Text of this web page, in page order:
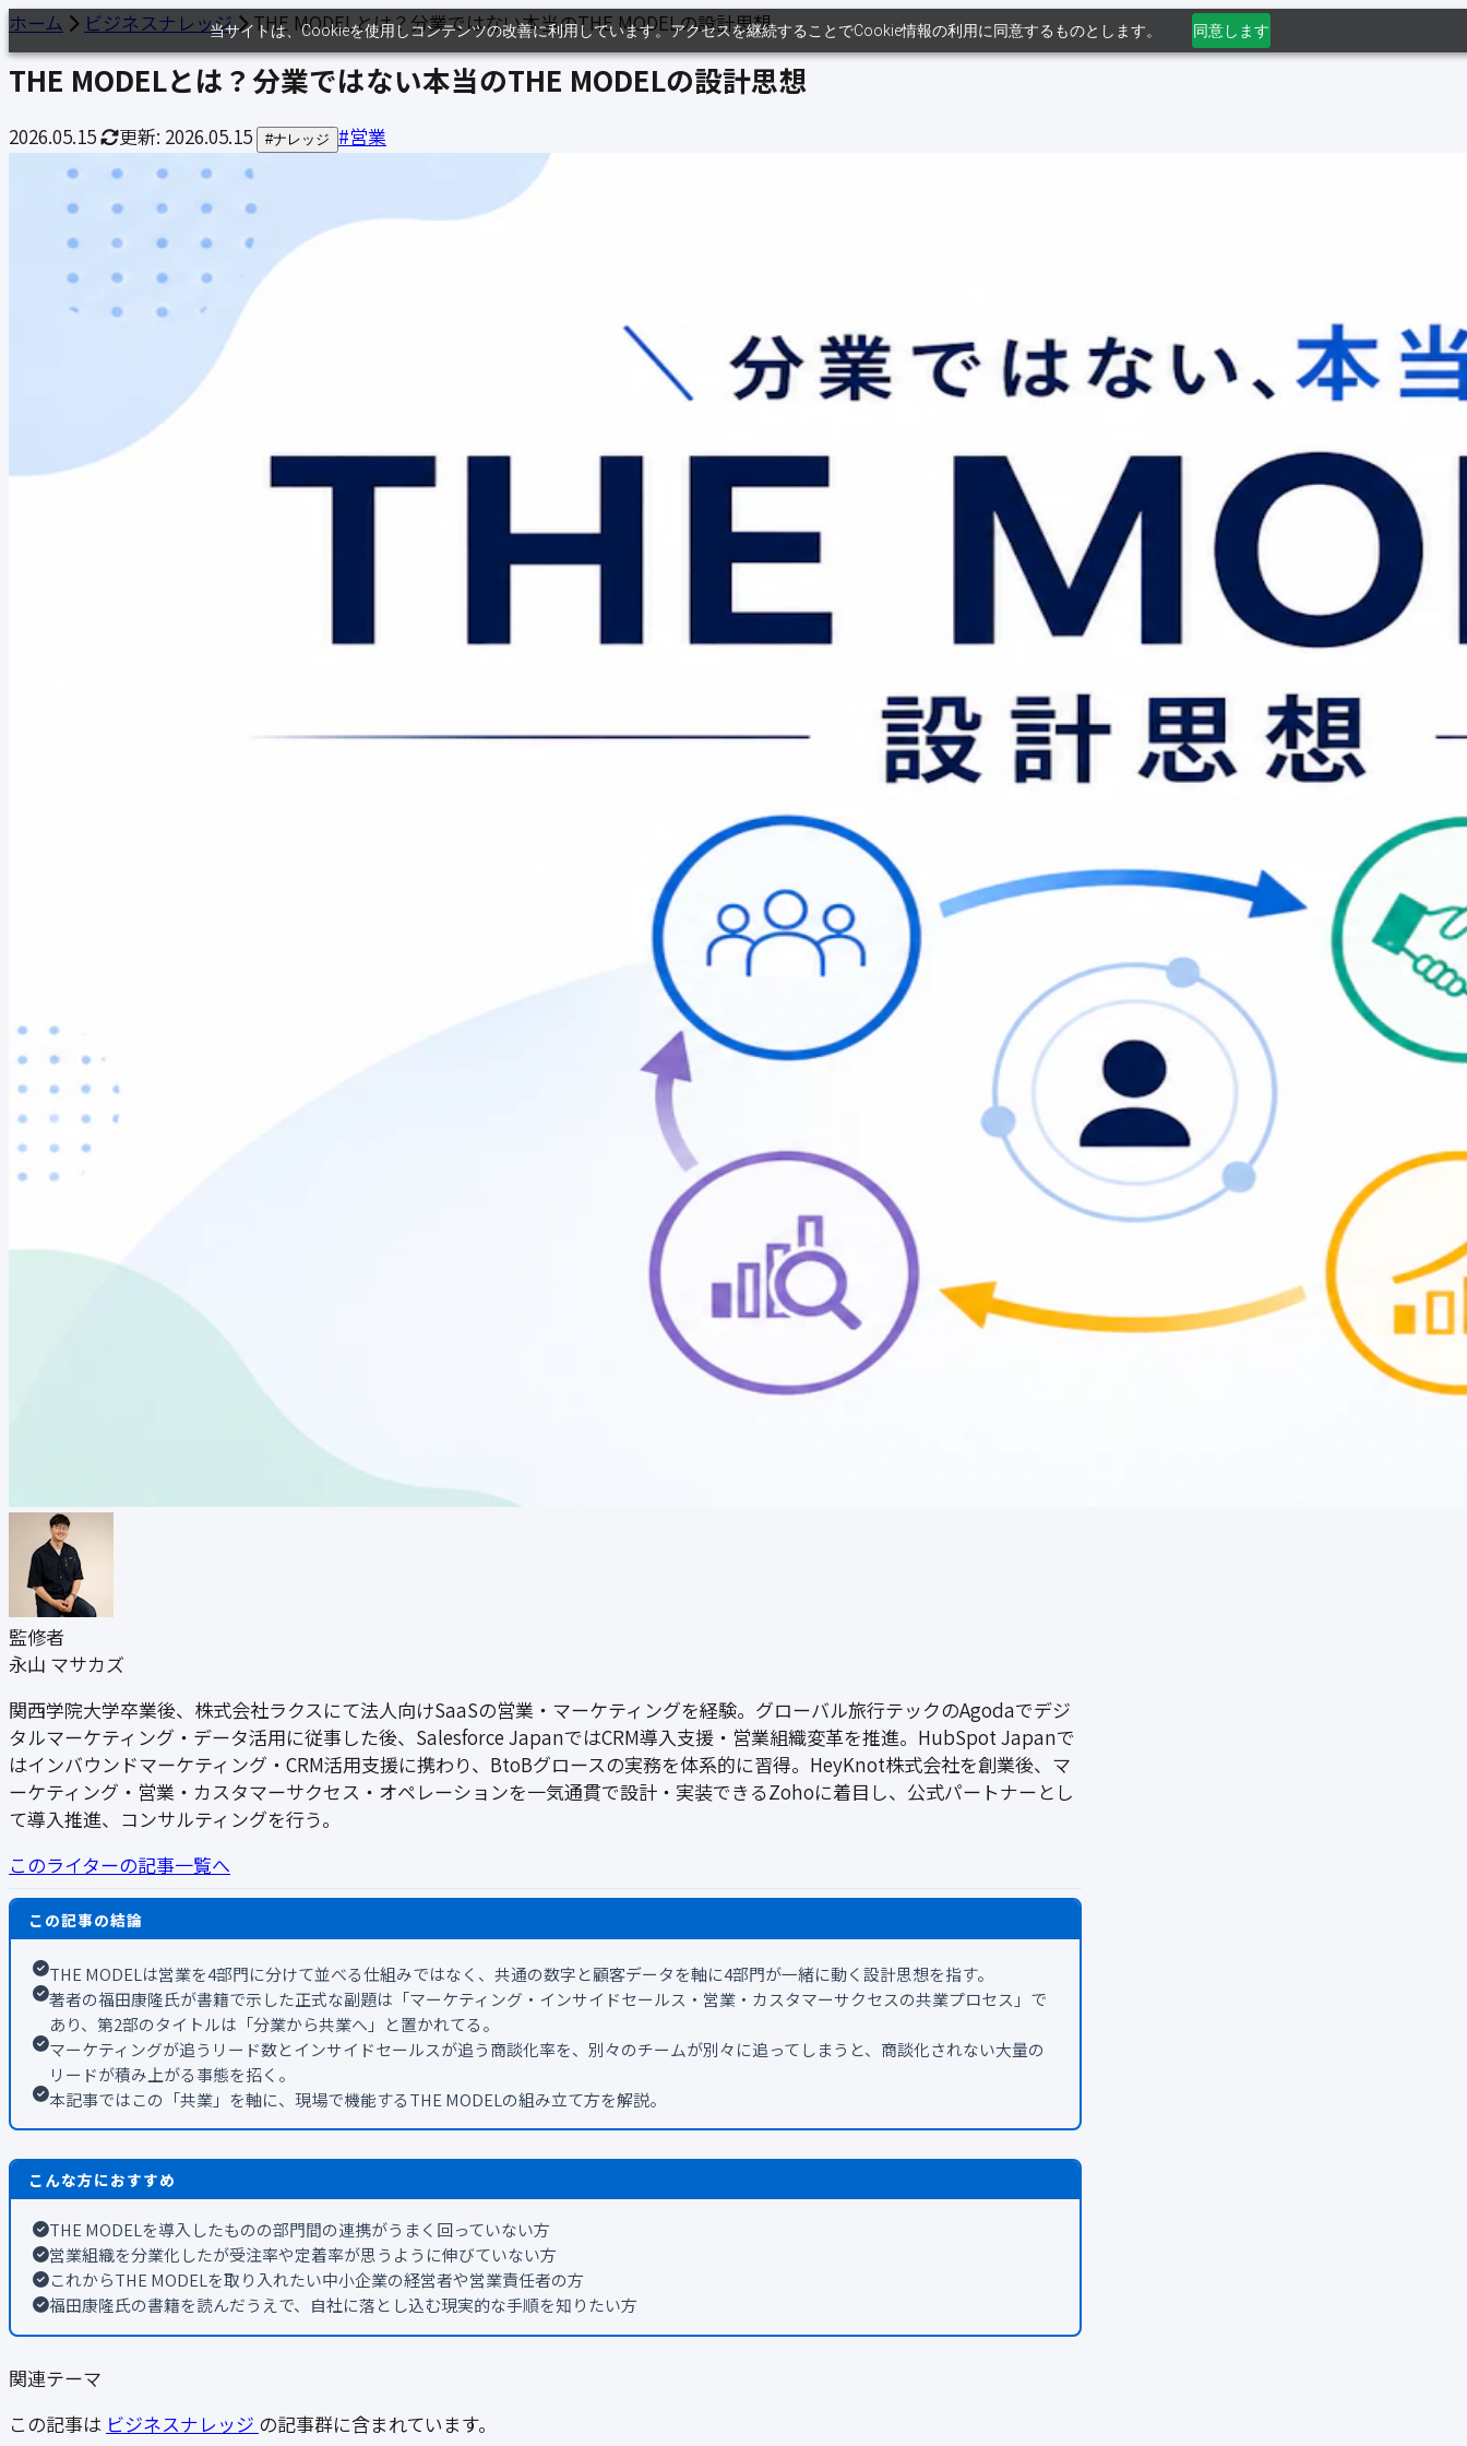
当サイトは、Cookieを使用しコンテンツの改善に利用しています。アクセスを継続することでCookie情報の利用に同意するものとします。 同意します
ホーム ビジネスナレッジ THE MODELとは？分業ではない本当のTHE MODELの設計思想
THE MODELとは？分業ではない本当のTHE MODELの設計思想
2026.05.15 更新: 2026.05.15 #ナレッジ #営業
監修者
永山 マサカズ
関西学院大学卒業後、株式会社ラクスにて法人向けSaaSの営業・マーケティングを経験。グローバル旅行テックのAgodaでデジ
タルマーケティング・データ活用に従事した後、Salesforce JapanではCRM導入支援・営業組織変革を推進。HubSpot Japanで
はインバウンドマーケティング・CRM活用支援に携わり、BtoBグロースの実務を体系的に習得。HeyKnot株式会社を創業後、マ
ーケティング・営業・カスタマーサクセス・オペレーションを一気通貫で設計・実装できるZohoに着目し、公式パートナーとし
て導入推進、コンサルティングを行う。
このライターの記事一覧へ
この記事の結論
THE MODELは営業を4部門に分けて並べる仕組みではなく、共通の数字と顧客データを軸に4部門が一緒に動く設計思想を指す。
著者の福田康隆氏が書籍で示した正式な副題は「マーケティング・インサイドセールス・営業・カスタマーサクセスの共業プロセス」で
あり、第2部のタイトルは「分業から共業へ」と置かれてる。
マーケティングが追うリード数とインサイドセールスが追う商談化率を、別々のチームが別々に追ってしまうと、商談化されない大量の
リードが積み上がる事態を招く。
本記事ではこの「共業」を軸に、現場で機能するTHE MODELの組み立て方を解説。
こんな方におすすめ
THE MODELを導入したものの部門間の連携がうまく回っていない方
営業組織を分業化したが受注率や定着率が思うように伸びていない方
これからTHE MODELを取り入れたい中小企業の経営者や営業責任者の方
福田康隆氏の書籍を読んだうえで、自社に落とし込む現実的な手順を知りたい方
関連テーマ
この記事は ビジネスナレッジ の記事群に含まれています。